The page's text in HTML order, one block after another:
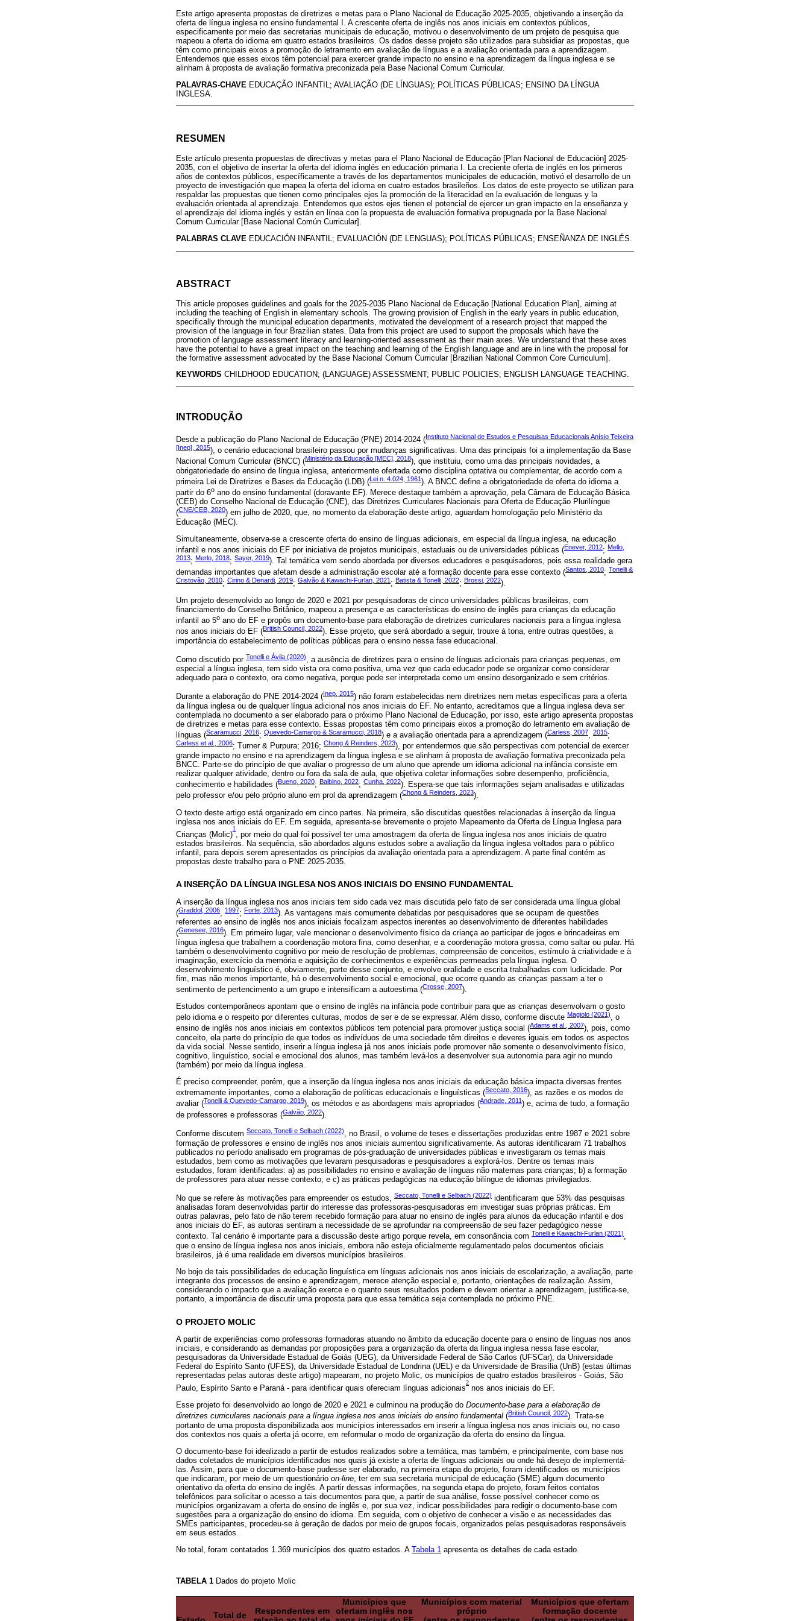
Este artigo apresenta propostas de diretrizes e metas para o Plano Nacional de Educação 2025-2035, objetivando a inserção da
oferta de língua inglesa no ensino fundamental I. A crescente oferta de inglês nos anos iniciais em contextos públicos,
especificamente por meio das secretarias municipais de educação, motivou o desenvolvimento de um projeto de pesquisa que
mapeou a oferta do idioma em quatro estados brasileiros. Os dados desse projeto são utilizados para subsidiar as propostas, que
têm como principais eixos a promoção do letramento em avaliação de línguas e a avaliação orientada para a aprendizagem.
Entendemos que esses eixos têm potencial para exercer grande impacto no ensino e na aprendizagem da língua inglesa e se
alinham à proposta de avaliação formativa preconizada pela Base Nacional Comum Curricular.
PALAVRAS-CHAVE EDUCAÇÃO INFANTIL; AVALIAÇÃO (DE LÍNGUAS); POLÍTICAS PÚBLICAS; ENSINO DA LÍNGUA
INGLESA.
RESUMEN
Este artículo presenta propuestas de directivas y metas para el Plano Nacional de Educação [Plan Nacional de Educación] 2025-
2035, con el objetivo de insertar la oferta del idioma inglés en educación primaria I. La creciente oferta de inglés en los primeros
años de contextos públicos, específicamente a través de los departamentos municipales de educación, motivó el desarrollo de un
proyecto de investigación que mapea la oferta del idioma en cuatro estados brasileños. Los datos de este proyecto se utilizan para
respaldar las propuestas que tienen como principales ejes la promoción de la literacidad en la evaluación de lenguas y la
evaluación orientada al aprendizaje. Entendemos que estos ejes tienen el potencial de ejercer un gran impacto en la enseñanza y
el aprendizaje del idioma inglés y están en línea con la propuesta de evaluación formativa propugnada por la Base Nacional
Comum Curricular [Base Nacional Común Curricular].
PALABRAS CLAVE EDUCACIÓN INFANTIL; EVALUACIÓN (DE LENGUAS); POLÍTICAS PÚBLICAS; ENSEÑANZA DE INGLÉS.
ABSTRACT
This article proposes guidelines and goals for the 2025-2035 Plano Nacional de Educação [National Education Plan], aiming at
including the teaching of English in elementary schools. The growing provision of English in the early years in public education,
specifically through the municipal education departments, motivated the development of a research project that mapped the
provision of the language in four Brazilian states. Data from this project are used to support the proposals which have the
promotion of language assessment literacy and learning-oriented assessment as their main axes. We understand that these axes
have the potential to have a great impact on the teaching and learning of the English language and are in line with the proposal for
the formative assessment advocated by the Base Nacional Comum Curricular [Brazilian National Common Core Curriculum].
KEYWORDS CHILDHOOD EDUCATION; (LANGUAGE) ASSESSMENT; PUBLIC POLICIES; ENGLISH LANGUAGE TEACHING.
INTRODUÇÃO
Desde a publicação do Plano Nacional de Educação (PNE) 2014-2024 (Instituto Nacional de Estudos e Pesquisas Educacionais Anísio Teixeira
[Inep], 2015), o cenário educacional brasileiro passou por mudanças significativas. Uma das principais foi a implementação da Base
Nacional Comum Curricular (BNCC) (Ministério da Educação [MEC], 2018), que instituiu, como uma das principais novidades, a
obrigatoriedade do ensino de língua inglesa, anteriormente ofertada como disciplina optativa ou complementar, de acordo com a
primeira Lei de Diretrizes e Bases da Educação (LDB) (Lei n. 4.024, 1961). A BNCC define a obrigatoriedade de oferta do idioma a
partir do 6o ano do ensino fundamental (doravante EF). Merece destaque também a aprovação, pela Câmara de Educação Básica
(CEB) do Conselho Nacional de Educação (CNE), das Diretrizes Curriculares Nacionais para Oferta de Educação Plurilíngue
(CNE/CEB, 2020) em julho de 2020, que, no momento da elaboração deste artigo, aguardam homologação pelo Ministério da
Educação (MEC).
Simultaneamente, observa-se a crescente oferta do ensino de línguas adicionais, em especial da língua inglesa, na educação
infantil e nos anos iniciais do EF por iniciativa de projetos municipais, estaduais ou de universidades públicas (Enever, 2012; Mello,
2013; Merlo, 2018; Sayer, 2019). Tal temática vem sendo abordada por diversos educadores e pesquisadores, pois essa realidade gera
demandas importantes que afetam desde a administração escolar até a formação docente para esse contexto (Santos, 2010; Tonelli &
Cristovão, 2010; Cirino & Denardi, 2019; Galvão & Kawachi-Furlan, 2021 ; Batista & Tonelli, 2022; Brossi, 2022).
Um projeto desenvolvido ao longo de 2020 e 2021 por pesquisadoras de cinco universidades públicas brasileiras, com
financiamento do Conselho Britânico, mapeou a presença e as características do ensino de inglês para crianças da educação
infantil ao 5o ano do EF e propôs um documento-base para elaboração de diretrizes curriculares nacionais para a língua inglesa
nos anos iniciais do EF (British Council, 2022). Esse projeto, que será abordado a seguir, trouxe à tona, entre outras questões, a
importância do estabelecimento de políticas públicas para o ensino nessa fase educacional.
Como discutido por Tonelli e Ávila (2020), a ausência de diretrizes para o ensino de línguas adicionais para crianças pequenas, em
especial a língua inglesa, tem sido vista ora como positiva, uma vez que cada educador pode se organizar como considerar
adequado para o contexto, ora como negativa, porque pode ser interpretada como um ensino desorganizado e sem critérios.
Durante a elaboração do PNE 2014-2024 ( Inep, 2015) não foram estabelecidas nem diretrizes nem metas específicas para a oferta
da língua inglesa ou de qualquer língua adicional nos anos iniciais do EF. No entanto, acreditamos que a língua inglesa deva ser
contemplada no documento a ser elaborado para o próximo Plano Nacional de Educação, por isso, este artigo apresenta propostas
de diretrizes e metas para esse contexto. Essas propostas têm como principais eixos a promoção do letramento em avaliação de
línguas (Scaramucci, 2016; Quevedo-Camargo & Scaramucci, 2018) e a avaliação orientada para a aprendizagem (Carless, 2007, 2015;
Carless et al., 2006; Turner & Purpura; 2016; Chong & Reinders, 2023), por entendermos que são perspectivas com potencial de exercer
grande impacto no ensino e na aprendizagem da língua inglesa e se alinham à proposta de avaliação formativa preconizada pela
BNCC. Parte-se do princípio de que avaliar o progresso de um aluno que aprende um idioma adicional na infância consiste em
realizar qualquer atividade, dentro ou fora da sala de aula, que objetiva coletar informações sobre desempenho, proficiência,
conhecimento e habilidades (Bueno, 2020; Balbino, 2022; Cunha, 2022). Espera-se que tais informações sejam analisadas e utilizadas
pelo professor e/ou pelo próprio aluno em prol da aprendizagem (Chong & Reinders, 2023).
O texto deste artigo está organizado em cinco partes. Na primeira, são discutidas questões relacionadas à inserção da língua
inglesa nos anos iniciais do EF. Em seguida, apresenta-se brevemente o projeto Mapeamento da Oferta de Língua Inglesa para
Crianças (Molic)
1
, por meio do qual foi possível ter uma amostragem da oferta de língua inglesa nos anos iniciais de quatro
estados brasileiros. Na sequência, são abordados alguns estudos sobre a avaliação da língua inglesa voltados para o público
infantil, para depois serem apresentados os princípios da avaliação orientada para a aprendizagem. A parte final contém as
propostas deste trabalho para o PNE 2025-2035.
A INSERÇÃO DA LÍNGUA INGLESA NOS ANOS INICIAIS DO ENSINO FUNDAMENTAL
A inserção da língua inglesa nos anos iniciais tem sido cada vez mais discutida pelo fato de ser considerada uma língua global
(Graddol, 2006, 1997; Forte, 2013). As vantagens mais comumente debatidas por pesquisadores que se ocupam de questões
referentes ao ensino de inglês nos anos iniciais focalizam aspectos inerentes ao desenvolvimento de diferentes habilidades
(Genesee, 2016). Em primeiro lugar, vale mencionar o desenvolvimento físico da criança ao participar de jogos e brincadeiras em
língua inglesa que trabalhem a coordenação motora fina, como desenhar, e a coordenação motora grossa, como saltar ou pular. Há
também o desenvolvimento cognitivo por meio de resolução de problemas, compreensão de conceitos, estímulo à criatividade e à
imaginação, exercício da memória e aquisição de conhecimentos e experiências permeadas pela língua inglesa. O
desenvolvimento linguístico é, obviamente, parte desse conjunto, e envolve oralidade e escrita trabalhadas com ludicidade. Por
fim, mas não menos importante, há o desenvolvimento social e emocional, que ocorre quando as crianças passam a ter o
sentimento de pertencimento a um grupo e intensificam a autoestima (Crosse, 2007).
Estudos contemporâneos apontam que o ensino de inglês na infância pode contribuir para que as crianças desenvolvam o gosto
pelo idioma e o respeito por diferentes culturas, modos de ser e de se expressar. Além disso, conforme discute Magiolo (2021), o
ensino de inglês nos anos iniciais em contextos públicos tem potencial para promover justiça social (Adams et al., 2007), pois, como
conceito, ela parte do princípio de que todos os indivíduos de uma sociedade têm direitos e deveres iguais em todos os aspectos
da vida social. Nesse sentido, inserir a língua inglesa já nos anos iniciais pode promover não somente o desenvolvimento físico,
cognitivo, linguístico, social e emocional dos alunos, mas também levá-los a desenvolver sua autonomia para agir no mundo
(também) por meio da língua inglesa.
É preciso compreender, porém, que a inserção da língua inglesa nos anos iniciais da educação básica impacta diversas frentes
extremamente importantes, como a elaboração de políticas educacionais e linguísticas (Seccato, 2016), as razões e os modos de
avaliar (Tonelli & Quevedo-Camargo, 2019), os métodos e as abordagens mais apropriados (Andrade, 2011) e, acima de tudo, a formação
de professores e professoras (Galvão, 2022).
Conforme discutem Seccato, Tonelli e Selbach (2022), no Brasil, o volume de teses e dissertações produzidas entre 1987 e 2021 sobre
formação de professores e ensino de inglês nos anos iniciais aumentou significativamente. As autoras identificaram 71 trabalhos
publicados no período analisado em programas de pós-graduação de universidades públicas e investigaram os temas mais
estudados, bem como as motivações que levaram pesquisadoras e pesquisadores a explorá-los. Dentre os temas mais
estudados, foram identificadas: a) as possibilidades no ensino e avaliação de línguas não maternas para crianças; b) a formação
de professores para atuar nesse contexto; e c) as práticas pedagógicas na educação bilíngue de idiomas privilegiados.
No que se refere às motivações para empreender os estudos, Seccato, Tonelli e Selbach (2022) identificaram que 53% das pesquisas
analisadas foram desenvolvidas partir do interesse das professoras-pesquisadoras em investigar suas próprias práticas. Em
outras palavras, pelo fato de não terem recebido formação para atuar no ensino de inglês para alunos da educação infantil e dos
anos iniciais do EF, as autoras sentiram a necessidade de se aprofundar na compreensão de seu fazer pedagógico nesse
contexto. Tal cenário é importante para a discussão deste artigo porque revela, em consonância com Tonelli e Kawachi-Furlan (2021),
que o ensino de língua inglesa nos anos iniciais, embora não esteja oficialmente regulamentado pelos documentos oficiais
brasileiros, já é uma realidade em diversos municípios brasileiros.
No bojo de tais possibilidades de educação linguística em línguas adicionais nos anos iniciais de escolarização, a avaliação, parte
integrante dos processos de ensino e aprendizagem, merece atenção especial e, portanto, orientações de realização. Assim,
considerando o impacto que a avaliação exerce e o quanto seus resultados podem e devem orientar a aprendizagem, justifica-se,
portanto, a importância de discutir uma proposta para que essa temática seja contemplada no próximo PNE.
O PROJETO MOLIC
A partir de experiências como professoras formadoras atuando no âmbito da educação docente para o ensino de línguas nos anos
iniciais, e considerando as demandas por proposições para a organização da oferta da língua inglesa nessa fase escolar,
pesquisadoras da Universidade Estadual de Goiás (UEG), da Universidade Federal de São Carlos (UFSCar), da Universidade
Federal do Espírito Santo (UFES), da Universidade Estadual de Londrina (UEL) e da Universidade de Brasília (UnB) (estas últimas
representadas pelas autoras deste artigo) mapearam, no projeto Molic, os municípios de quatro estados brasileiros - Goiás, São
Paulo, Espírito Santo e Paraná - para identificar quais ofereciam línguas adicionais
2
nos anos iniciais do EF.
Esse projeto foi desenvolvido ao longo de 2020 e 2021 e culminou na produção do Documento-base para a elaboração de
diretrizes curriculares nacionais para a língua inglesa nos anos iniciais do ensino fundamental (British Council, 2022). Trata-se
portanto de uma proposta disponibilizada aos municípios interessados em inserir a língua inglesa nos anos iniciais ou, no caso
dos contextos nos quais a oferta já ocorre, em reformular o modo de organização da oferta do ensino da língua.
O documento-base foi idealizado a partir de estudos realizados sobre a temática, mas também, e principalmente, com base nos
dados coletados de municípios identificados nos quais já existe a oferta de línguas adicionais ou onde há desejo de implementá-
las. Assim, para que o documento-base pudesse ser elaborado, na primeira etapa do projeto, foram identificados os municípios
que indicaram, por meio de um questionário on-line , ter em sua secretaria municipal de educação (SME) algum documento
orientativo da oferta do ensino de inglês. A partir dessas informações, na segunda etapa do projeto, foram feitos contatos
telefônicos para solicitar o acesso a tais documentos para que, a partir de sua análise, fosse possível conhecer como os
municípios organizavam a oferta do ensino de inglês e, por sua vez, indicar possibilidades para redigir o documento-base com
sugestões para a organização do ensino do idioma. Em seguida, com o objetivo de conhecer a visão e as necessidades das
SMEs participantes, procedeu-se à geração de dados por meio de grupos focais, organizados pelas pesquisadoras responsáveis
em seus estados.
No total, foram contatados 1.369 municípios dos quatro estados. A Tabela 1 apresenta os detalhes de cada estado.
TABELA 1 Dados do projeto Molic
Total de
Respondentes em
Municípios que
ofertam inglês nos
Municípios com material
próprio
Municípios que ofertam
formação docente